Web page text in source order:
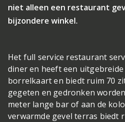
niet alleen een restaurant
bijzondere winkel.
Het full service restaurant
diner en heeft een
borrelkaart en biedt ruim 70
gegeten en gedronken
meter lange bar of aan de
verwarmde gevel terras biedt